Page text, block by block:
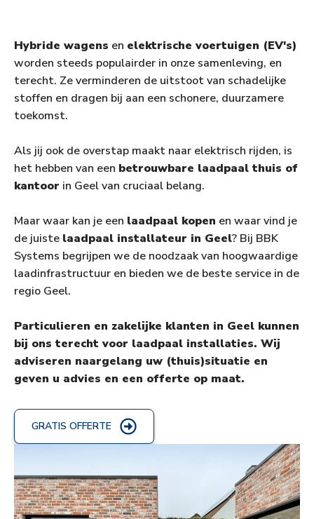
Hybride wagens en elektrische voertuigen (EV's)
worden steeds populairder in onze samenleving, en
terecht. Ze verminderen de uitstoot van schadelijke
stoffen en dragen bij aan een schonere, duurzamere
toekomst.
Als jij ook de overstap maakt naar elektrisch rijden, is
het hebben van een betrouwbare laadpaal thuis of
kantoor in Geel van cruciaal belang.
Maar waar kan je een laadpaal kopen en waar vind je
de juiste laadpaal installateur in Geel? Bij BBK
Systems begrijpen we de noodzaak van hoogwaardige
laadinfrastructuur en bieden we de beste service in de
regio Geel.
Particulieren en zakelijke klanten in Geel kunnen
bij ons terecht voor laadpaal installaties. Wij
adviseren naargelang uw (thuis)situatie en
geven u advies en een offerte op maat.
GRATIS OFFERTE